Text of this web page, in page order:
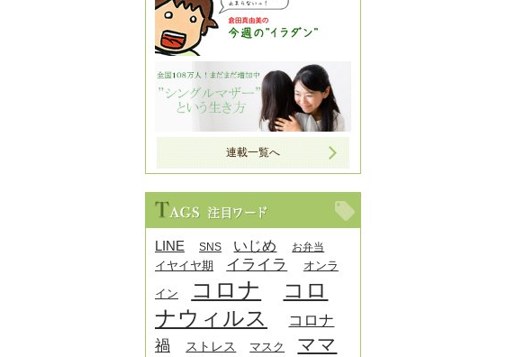
連載一覧へ
LINE SNS いじめ お弁当
イヤイヤ期 イライラ オンラ
イン コロナ
コロ
ナウィルス
コロナ
禍
ストレス マスク
ママ